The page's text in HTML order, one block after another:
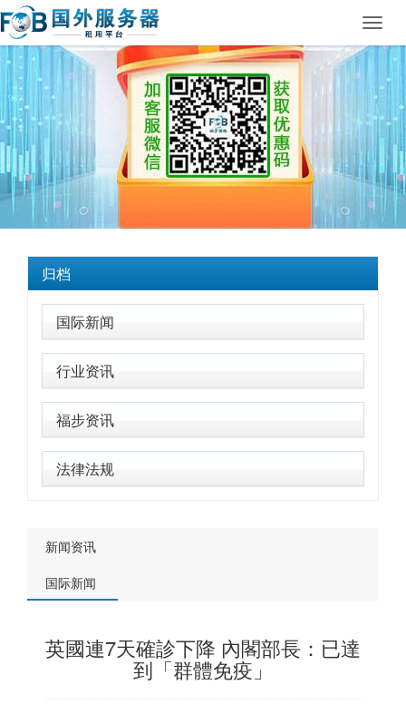
归档
国际新闻
行业资讯
福步资讯
法律法规
新闻资讯
国际新闻
英國連7天確診下降 內閣部長：已達
到「群體免疫」